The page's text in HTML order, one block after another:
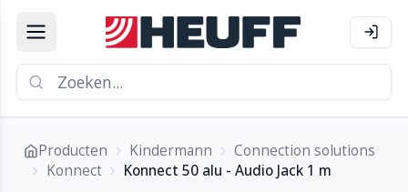
Producten Kindermann
Connection solutions
Konnect
Konnect 50 alu - Audio Jack 1 m